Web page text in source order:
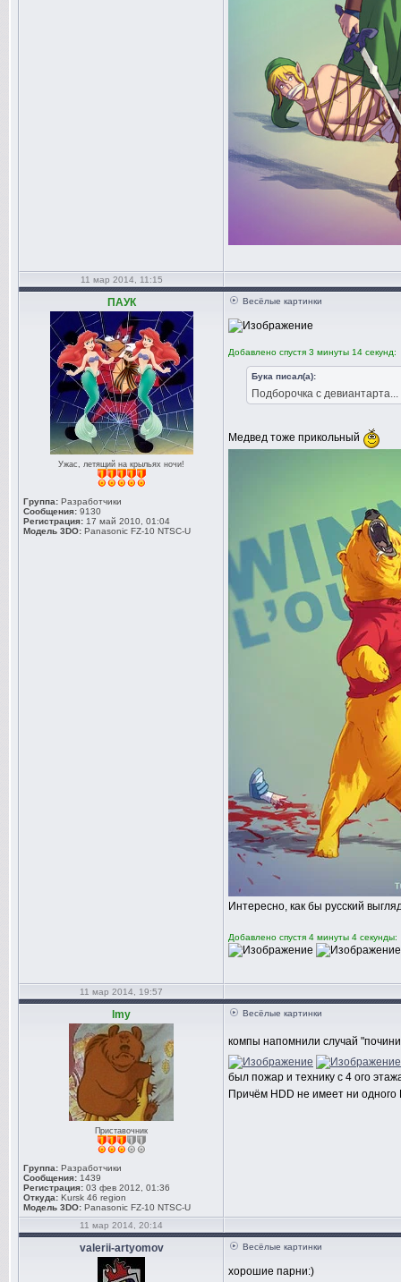
11 мар 2014, 11:15
ПАУК
Ужас, летящий на крыльях ночи!
Группа: Разработчики
Сообщения: 9130
Регистрация: 17 май 2010, 01:04
Модель 3DO: Panasonic FZ-10 NTSC-U
Весёлые картинки
Добавлено спустя 3 минуты 14 секунд:
Бука писал(а):
Подборочка с девиантарта...
Медвед тоже прикольный
Интересно, как бы русский
Добавлено спустя 4 минуты 4 секунды:
11 мар 2014, 19:57
lmy
Приставочник
Группа: Разработчики
Сообщения: 1439
Регистрация: 03 фев 2012, 01:36
Откуда: Kursk 46 region
Модель 3DO: Panasonic FZ-10 NTSC-U
Весёлые картинки
компы напомнили случай
был пожар и технику с 4 ого
Причём HDD не имеет ни одного
11 мар 2014, 20:14
valerii-artyomov Весёлые картинки
хорошие парни:)